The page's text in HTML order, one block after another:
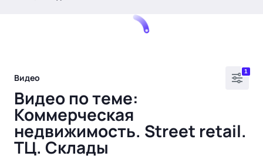
Тема месяца: Автоматизация на 1С
Видео
1
Видео по теме:
Коммерческая
недвижимость. Street retail.
ТЦ. Склады